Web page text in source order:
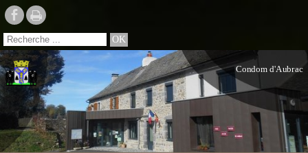
Condom d'Aubrac